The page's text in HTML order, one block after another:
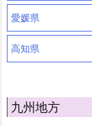
愛媛県
高知県
九州地方